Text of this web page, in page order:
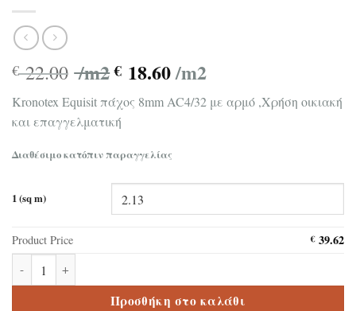
€22.00 /m2 € 18.60/m2
Kronotex Equisit πάχος 8mm AC4/32 με αρμό ,Χρήση οικιακή
και επαγγελματική
Διαθέσιμο κατόπιν παραγγελίας
1 (sq m)
Product Price €39.62
Προσθήκη στο καλάθι